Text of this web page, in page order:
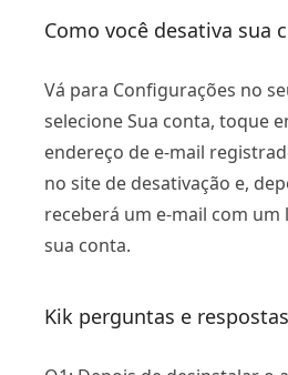
Como você desativa sua
Vá para Configurações no
selecione Sua conta, toque
endereço de e-mail
no site de desativação e,
receberá um e-mail com
sua conta.
Kik perguntas e